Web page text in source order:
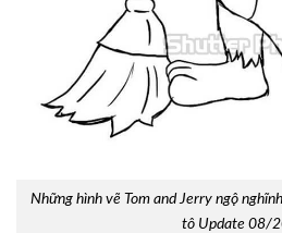
Những hình vẽ Tom and Jerry ngộ
tô Update 08/